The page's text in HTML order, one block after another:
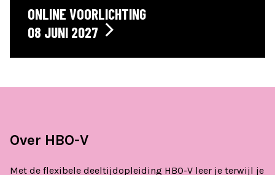
ONLINE VOORLICHTING
08 JUNI 2027
Over HBO-V
Met de flexibele deeltijdopleiding HBO-V leer je terwijl je